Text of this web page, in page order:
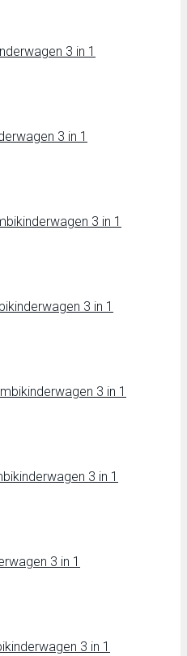
3 in 1
3 in 1
3 in 1
3 in 1
3 in 1
3 in 1
3 in 1
3 in 1